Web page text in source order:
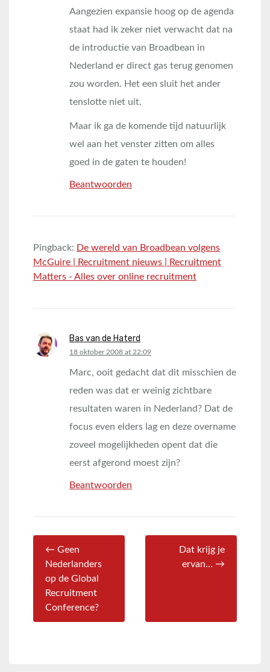
Aangezien expansie hoog op de agenda
staat had ik zeker niet verwacht dat na
de introductie van Broadbean in
Nederland er direct gas terug genomen
zou worden. Het een sluit het ander
tenslotte niet uit.
Maar ik ga de komende tijd natuurlijk
wel aan het venster zitten om alles
goed in de gaten te houden!
Beantwoorden
Pingback: De wereld van Broadbean volgens
McGuire | Recruitment nieuws | Recruitment
Matters - Alles over online recruitment
Bas van de Haterd
says:
18 oktober 2008 at 22:09
Marc, ooit gedacht dat dit misschien de
reden was dat er weinig zichtbare
resultaten waren in Nederland? Dat de
focus even elders lag en deze overname
zoveel mogelijkheden opent dat die
eerst afgerond moest zijn?
Beantwoorden
← Geen
Nederlanders
op de Global
Recruitment
Conference?
Dat krijg je
ervan… →